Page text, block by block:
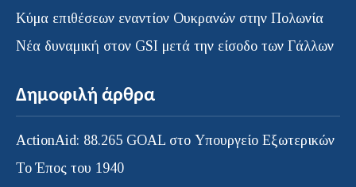
Κύμα επιθέσεων εναντίον Ουκρανών στην Πολωνία
Νέα δυναμική στον GSI μετά την είσοδο των Γάλλων
Δημοφιλή άρθρα
ActionAid: 88.265 GOAL στο Υπουργείο Εξωτερικών
Το Έπος του 1940